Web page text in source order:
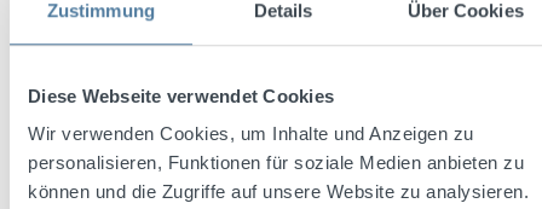
Zustimmung Details Über Cookies
Diese Webseite verwendet Cookies
Wir verwenden Cookies, um Inhalte und Anzeigen zu
personalisieren, Funktionen für soziale Medien anbieten zu
können und die Zugriffe auf unsere Website zu analysieren.
Average rating of 4.2 out of 5 stars
Schwarze Frühstückskorn 0,7l 32% Vol.